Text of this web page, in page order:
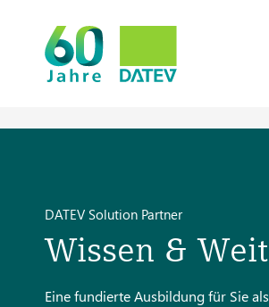
DATEV Solution Partner
Wissen &
Eine fundierte Ausbildung für Sie